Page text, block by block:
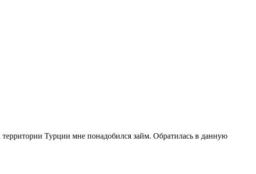
Турции мне понадобился займ. Обратилась в данную